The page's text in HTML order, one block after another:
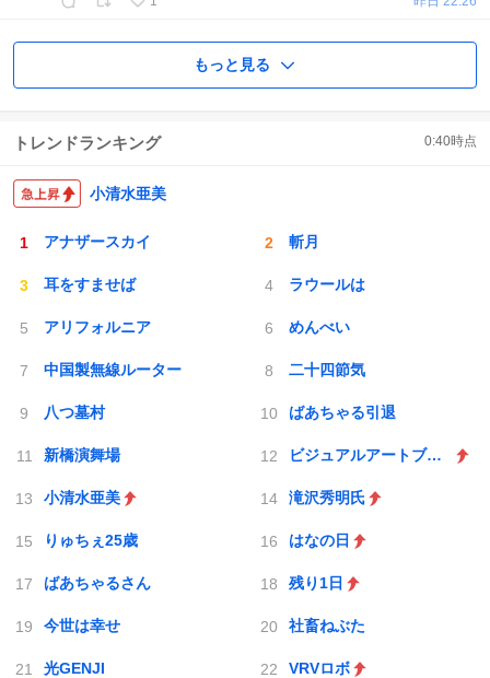
もっと見る
トレンドランキング 0:40時点
小清水亜美
アナザースカイ 斬月
耳をすませば ラウールは
アリフォルニア めんべい
中国製無線ルーター 二十四節気
八つ墓村 ばあちゃる引退
新橋演舞場 ビジュアルアートブック
小清水亜美 滝沢秀明氏
りゅちぇ25歳 はなの日
ばあちゃるさん 残り1日
今世は幸せ 社畜ねぶた
光GENJI VRVロボ